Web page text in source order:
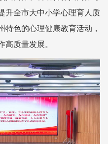
升全市大中小学心理育人质
特色的心理健康教育活动，
高质量发展。